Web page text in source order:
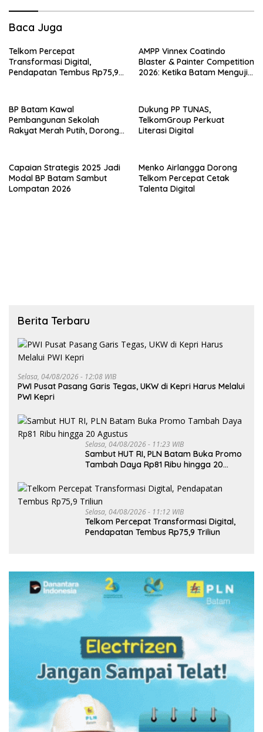
Baca Juga
Telkom Percepat
Transformasi Digital,
Pendapatan Tembus Rp75,9
AMPP Vinnex Coatindo
Blaster & Painter Competition
2026: Ketika Batam Menguji
BP Batam Kawal
Pembangunan Sekolah
Rakyat Merah Putih, Dorong
Dukung PP TUNAS,
TelkomGroup Perkuat
Literasi Digital
Capaian Strategis 2025 Jadi
Modal BP Batam Sambut
Lompatan 2026
Menko Airlangga Dorong
Telkom Percepat Cetak
Talenta Digital
Berita Terbaru
Selasa, 04/08/2026 - 12:08 WIB
PWI Pusat Pasang Garis Tegas, UKW di Kepri Harus Melalui
PWI Kepri
Selasa, 04/08/2026 - 11:23 WIB
Sambut HUT RI, PLN Batam Buka Promo
Tambah Daya Rp81 Ribu hingga 20
Selasa, 04/08/2026 - 11:12 WIB
Telkom Percepat Transformasi Digital,
Pendapatan Tembus Rp75,9 Triliun